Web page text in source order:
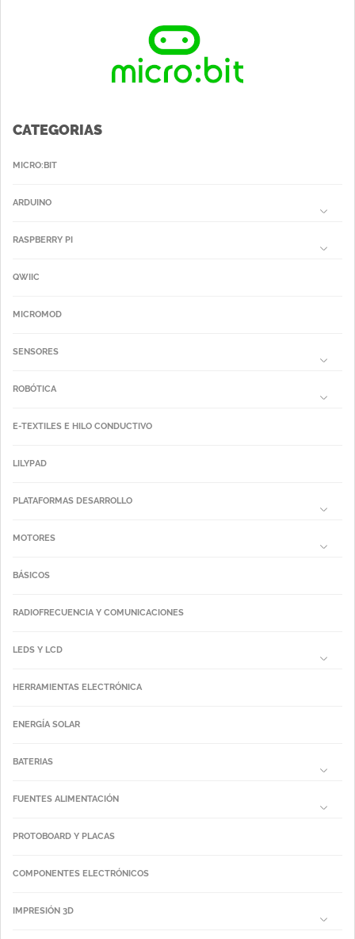
CATEGORIAS
MICRO:BIT
ARDUINO
RASPBERRY PI
QWIIC
MICROMOD
SENSORES
ROBÓTICA
E-TEXTILES E HILO CONDUCTIVO
LILYPAD
PLATAFORMAS DESARROLLO
MOTORES
BÁSICOS
RADIOFRECUENCIA Y COMUNICACIONES
LEDS Y LCD
HERRAMIENTAS ELECTRÓNICA
ENERGÍA SOLAR
BATERIAS
FUENTES ALIMENTACIÓN
PROTOBOARD Y PLACAS
COMPONENTES ELECTRÓNICOS
IMPRESIÓN 3D